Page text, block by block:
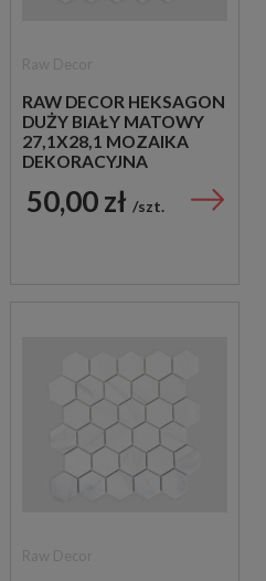
RAW DECOR HEKSAGON
DUŻY BIAŁY MATOWY
27,1X28,1 MOZAIKA
DEKORACYJNA
50,00 zł szt.